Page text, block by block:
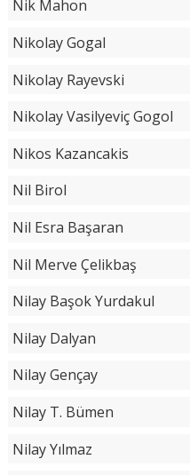
Nik Mahon
Nikolay Gogal
Nikolay Rayevski
Nikolay Vasilyeviç Gogol
Nikos Kazancakis
Nil Birol
Nil Esra Başaran
Nil Merve Çelikbaş
Nilay Başok Yurdakul
Nilay Dalyan
Nilay Gençay
Nilay T. Bümen
Nilay Yılmaz